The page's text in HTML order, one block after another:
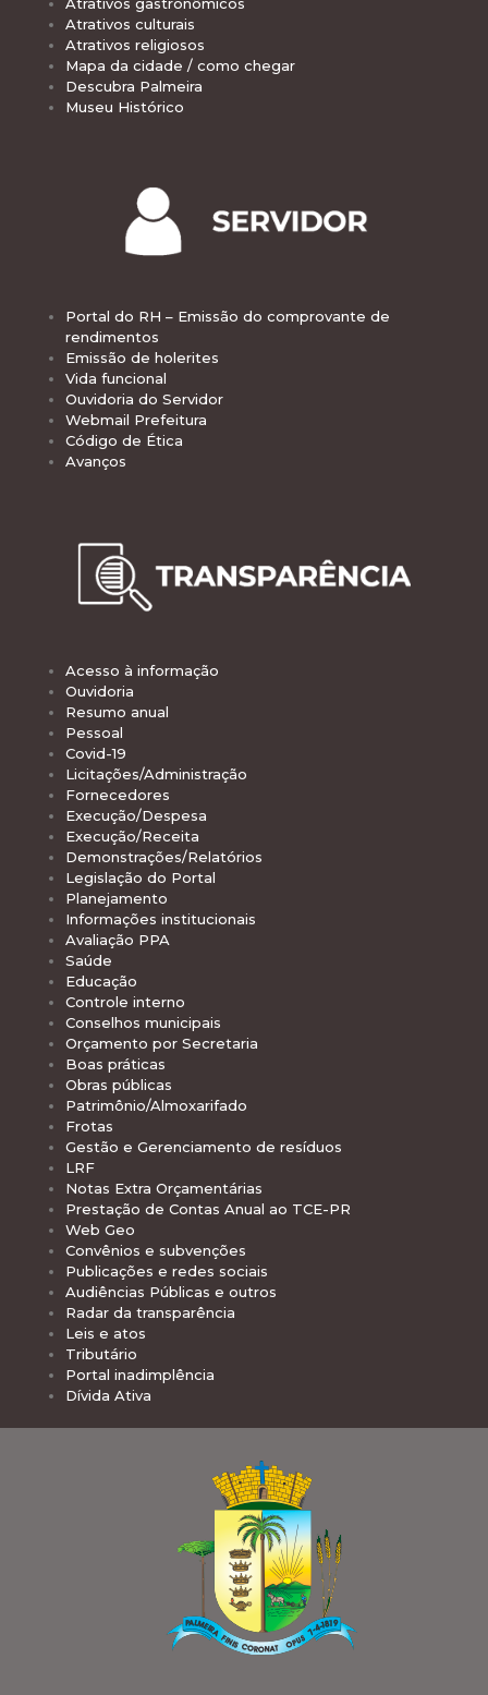
Atrativos gastronômicos
Atrativos culturais
Atrativos religiosos
Mapa da cidade / como chegar
Descubra Palmeira
Museu Histórico
Portal do RH – Emissão do comprovante de
rendimentos
Emissão de holerites
Vida funcional
Ouvidoria do Servidor
Webmail Prefeitura
Código de Ética
Avanços
Acesso à informação
Ouvidoria
Resumo anual
Pessoal
Covid-19
Licitações/Administração
Fornecedores
Execução/Despesa
Execução/Receita
Demonstrações/Relatórios
Legislação do Portal
Planejamento
Informações institucionais
Avaliação PPA
Saúde
Educação
Controle interno
Conselhos municipais
Orçamento por Secretaria
Boas práticas
Obras públicas
Patrimônio/Almoxarifado
Frotas
Gestão e Gerenciamento de resíduos
LRF
Notas Extra Orçamentárias
Prestação de Contas Anual ao TCE-PR
Web Geo
Convênios e subvenções
Publicações e redes sociais
Audiências Públicas e outros
Radar da transparência
Leis e atos
Tributário
Portal inadimplência
Dívida Ativa